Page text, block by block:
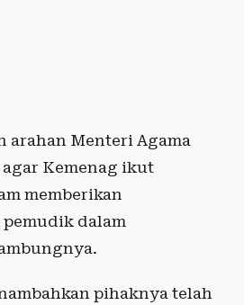
arahan Menteri Agama
Kemenag ikut
memberikan
dalam
pihaknya telah